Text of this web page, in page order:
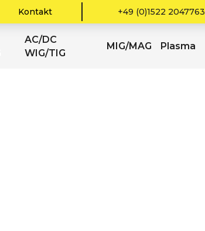
Kontakt +49 (0)1522 2047763
AC/DC
WIG/TIG
MIG/MAG Plasma